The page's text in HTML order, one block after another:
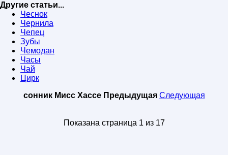
Другие статьи...
Чеснок
Чернила
Чепец
Зубы
Чемодан
Часы
Чай
Цирк
сонник Мисс Хассе Предыдущая Следующая
Показана страница 1 из 17